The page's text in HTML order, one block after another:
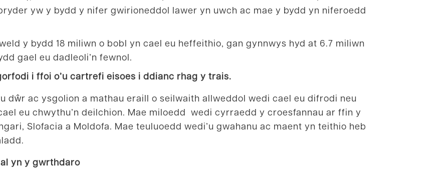
yw y bydd y nifer gwirioneddol lawer yn uwch ac mae y bydd yn niferoedd
y bydd 18 miliwn o bobl yn cael eu heffeithio, gan gynnwys hyd at 6.7 miliwn
gael eu dadleoli’n fewnol.
i ffoi o’u cartrefi eisoes i ddianc rhag y trais.
dŵr ac ysgolion a mathau eraill o seilwaith allweddol wedi cael eu difrodi neu
eu chwythu’n deilchion. Mae miloedd wedi cyrraedd y croesfannau ar ffin y
Slofacia a Moldofa. Mae teuluoedd wedi’u gwahanu ac maent yn teithio heb
yn y gwrthdaro